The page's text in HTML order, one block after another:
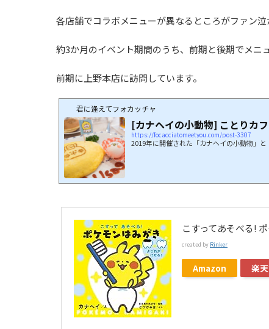
各店舗でコラボメニューが異なるところがファン
約3か月のイベント期間のうち、前期と後期でメニ
前期に上野本店に訪問しています。
君に逢えてフォカッチャ
[カナヘイの小動物] ことりカ
https://focacciatomeetyou.com/post-3307
2019年に開催された「カナヘイの小動物」
こすってあそべる!
created by Rinker
Amazon 楽